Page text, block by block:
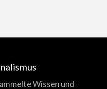
Wissen und